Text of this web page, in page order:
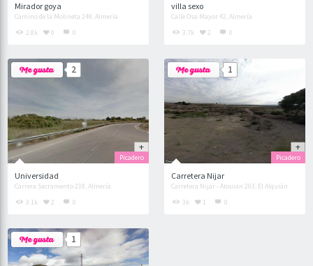
Mirador goya
Camino de la Molineta 249, Almería
2.8k 0 0
villa sexo
Calle Osa Mayor 42, Almería
3.7k 2 0
2
Universidad
Carrera Sacramento 218, Almería
Picadero
3.1k 2 0
1
Carretera Nijar
Carretera Nijar - Alouian 203, El Alquián
Picadero
3k 1 0
1